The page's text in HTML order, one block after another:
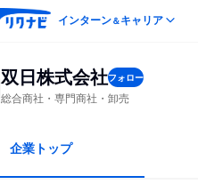
インターン＆キャリア
双日株式会社フォロー
総合商社・専門商社・卸売
企業トップ